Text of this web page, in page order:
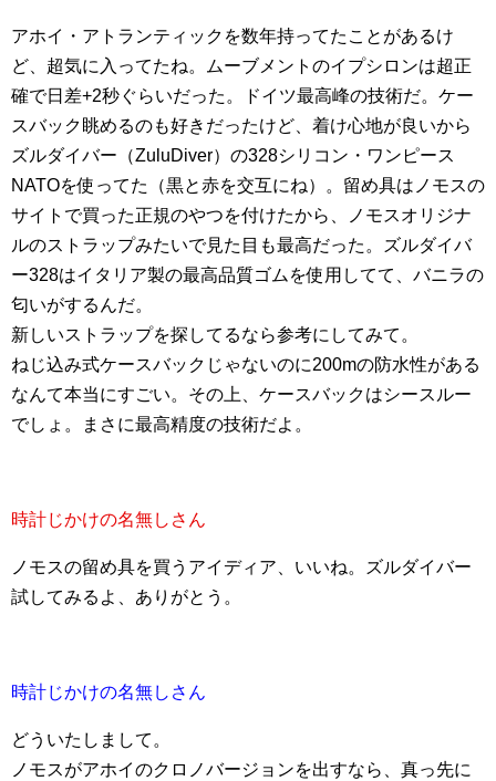
アホイ・アトランティックを数年持ってたことがあるけ
ど、超気に入ってたね。ムーブメントのイプシロンは超正
確で日差+2秒ぐらいだった。ドイツ最高峰の技術だ。ケー
スバック眺めるのも好きだったけど、着け心地が良いから
ズルダイバー（ZuluDiver）の328シリコン・ワンピース
NATOを使ってた（黒と赤を交互にね）。留め具はノモスの
サイトで買った正規のやつを付けたから、ノモスオリジナ
ルのストラップみたいで見た目も最高だった。ズルダイバ
ー328はイタリア製の最高品質ゴムを使用してて、バニラの
匂いがするんだ。
新しいストラップを探してるなら参考にしてみて。
ねじ込み式ケースバックじゃないのに200mの防水性がある
なんて本当にすごい。その上、ケースバックはシースルー
でしょ。まさに最高精度の技術だよ。
時計じかけの名無しさん
ノモスの留め具を買うアイディア、いいね。ズルダイバー
試してみるよ、ありがとう。
時計じかけの名無しさん
どういたしまして。
ノモスがアホイのクロノバージョンを出すなら、真っ先に